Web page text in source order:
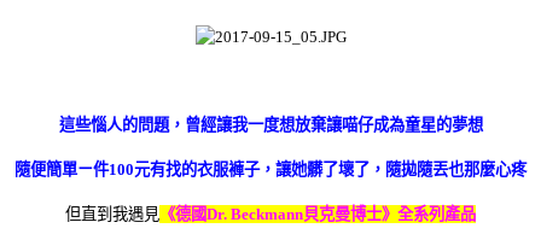
這些惱人的問題，曾經讓我一度想放棄讓喵仔成為童星的夢想
隨便簡單ㄧ件100元有找的衣服褲子，讓她髒了壞了，隨拋隨丟也那麼心疼
但直到我遇見 《德國Dr. Beckmann貝克曼博士》全系列產品